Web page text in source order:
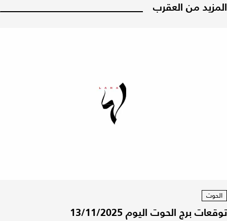
المزيد من العقرب
الحوت
توقعات برج الحوت اليوم 13/11/2025